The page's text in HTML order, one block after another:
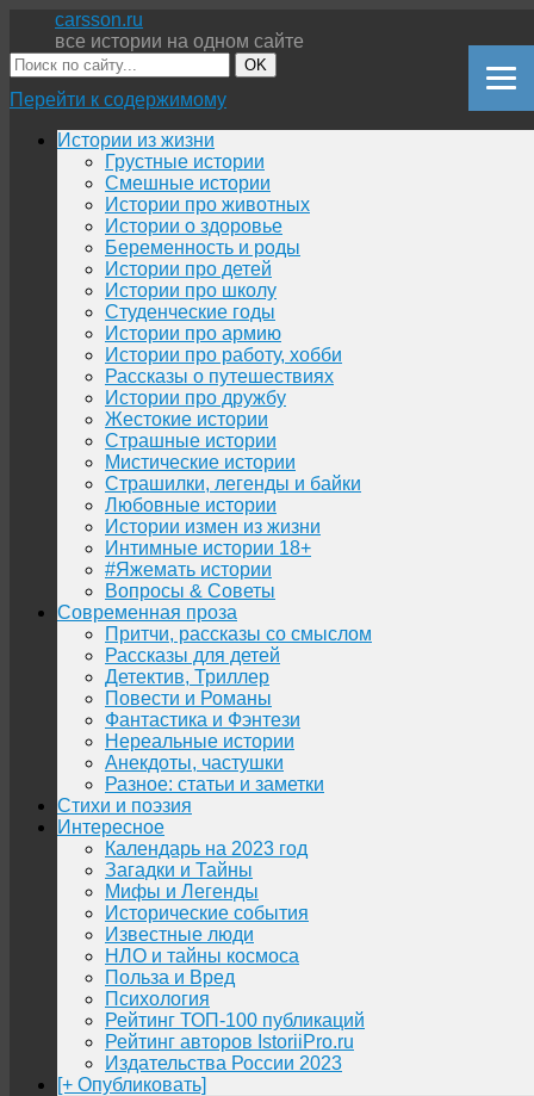
carsson.ru
все истории на одном сайте
OK
Перейти к содержимому
Истории из жизни
Грустные истории
Смешные истории
Истории про животных
Истории о здоровье
Беременность и роды
Истории про детей
Истории про школу
Студенческие годы
Истории про армию
Истории про работу, хобби
Рассказы о путешествиях
Истории про дружбу
Жестокие истории
Страшные истории
Мистические истории
Страшилки, легенды и байки
Любовные истории
Истории измен из жизни
Интимные истории 18+
#Яжемать истории
Вопросы & Советы
Современная проза
Притчи, рассказы со смыслом
Рассказы для детей
Детектив, Триллер
Повести и Романы
Фантастика и Фэнтези
Нереальные истории
Анекдоты, частушки
Разное: статьи и заметки
Стихи и поэзия
Интересное
Календарь на 2023 год
Загадки и Тайны
Мифы и Легенды
Исторические события
Известные люди
НЛО и тайны космоса
Польза и Вред
Психология
Рейтинг ТОП-100 публикаций
Рейтинг авторов IstoriiPro.ru
Издательства России 2023
[+ Опубликовать]